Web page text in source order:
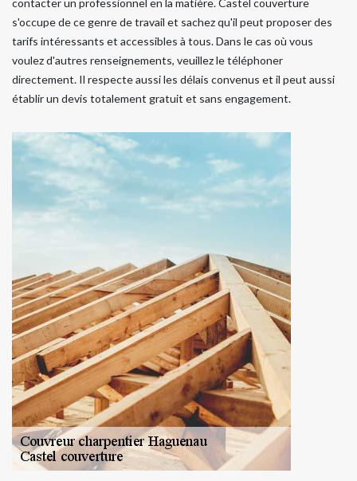
contacter un professionnel en la matière. Castel couverture
s'occupe de ce genre de travail et sachez qu'il peut proposer des
tarifs intéressants et accessibles à tous. Dans le cas où vous
voulez d'autres renseignements, veuillez le téléphoner
directement. Il respecte aussi les délais convenus et il peut aussi
établir un devis totalement gratuit et sans engagement.